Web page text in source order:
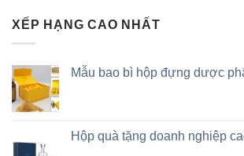
XẾP HẠNG CAO NHẤT
Mẫu bao bì hộp đựng dược
Hộp quà tặng doanh nghiệp